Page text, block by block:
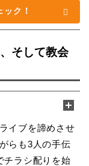
ク！
そして教会
イブを諦めさせ
らも3人の手伝
チラシ配りを始